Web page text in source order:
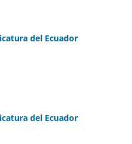
del Ecuador
del Ecuador